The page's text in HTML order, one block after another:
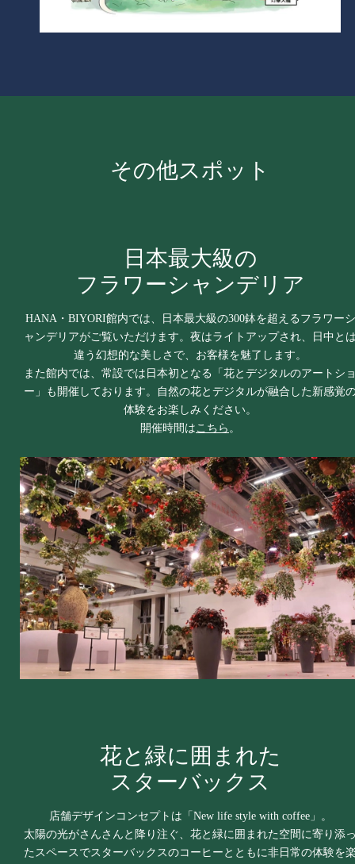
その他スポット
日本最大級の
フラワーシャンデリア
HANA・BIYORI館内では、日本最大級の300鉢を超えるフラワーシ
ャンデリアがご覧いただけます。夜はライトアップされ、日中と
違う幻想的な美しさで、お客様を魅了します。
また館内では、常設では日本初となる「花とデジタルのアートシ
ー」も開催しております。自然の花とデジタルが融合した新感覚
体験をお楽しみください。
開催時間は こちら 。
花と緑に囲まれた
スターバックス
店舗デザインコンセプトは「New life style with coffee」。
太陽の光がさんさんと降り注ぐ、花と緑に囲まれた空間に寄り添
たスペースでスターバックスのコーヒーとともに非日常の体験を